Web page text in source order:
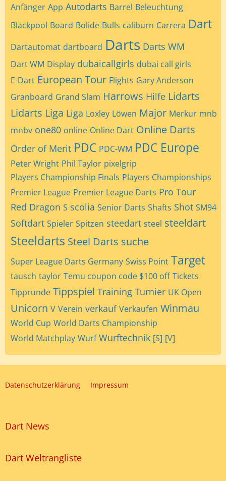
Anfänger App Autodarts Barrel Beleuchtung
Blackpool Board Bolide Bulls caliburn Carrera Dart
Dartautomat dartboard Darts Darts WM
Dart WM Display dubaicallgirls dubai call girls
E-Dart European Tour Flights Gary Anderson
Granboard Grand Slam Harrows Hilfe Lidarts
Lidarts Liga Liga Loxley Löwen Major Merkur mnb
mnbv one80 online Online Dart Online Darts
Order of Merit PDC PDC-WM PDC Europe
Peter Wright Phil Taylor pixelgrip
Players Championship Finals Players Championships
Premier League Premier League Darts Pro Tour
Red Dragon S scolia Senior Darts Shafts Shot SM94
Softdart Spieler Spitzen steedart steel steeldart
Steeldarts Steel Darts suche
Super League Darts Germany Swiss Point Target
tausch taylor Temu coupon code $100 off Tickets
Tipprunde Tippspiel Training Turnier UK Open
Unicorn V Verein verkauf Verkaufen Winmau
World Cup World Darts Championship
World Matchplay Wurf Wurftechnik [S] [V]
Datenschutzerklärung Impressum
Dart News
Dart Weltrangliste